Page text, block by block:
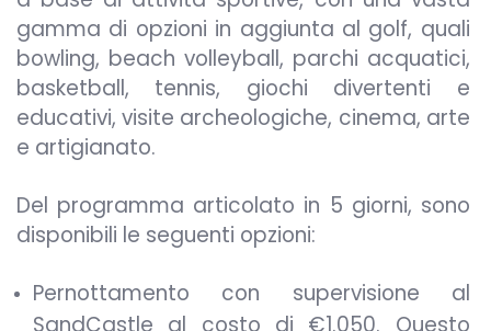
gamma di opzioni in aggiunta al golf, quali
bowling, beach volleyball, parchi acquatici,
basketball, tennis, giochi divertenti e
educativi, visite archeologiche, cinema, arte
e artigianato.
Del programma articolato in 5 giorni, sono
disponibili le seguenti opzioni:
Pernottamento con supervisione al
SandCastle al costo di €1.050. Questo